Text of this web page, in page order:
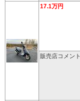
17.1万円
販売店コメント